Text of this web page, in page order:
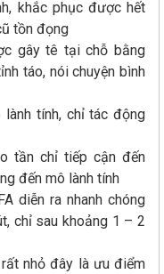
khắc phục được hết
tồn đọng
gây tê tại chỗ bằng
táo, nói chuyện bình
lành tính, chỉ tác động
tần chỉ tiếp cận đến
đến mô lành tính
diễn ra nhanh chóng
chỉ sau khoảng 1 – 2
nhỏ đây là ưu điểm